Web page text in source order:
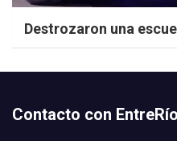
Destrozaron una
Contacto con